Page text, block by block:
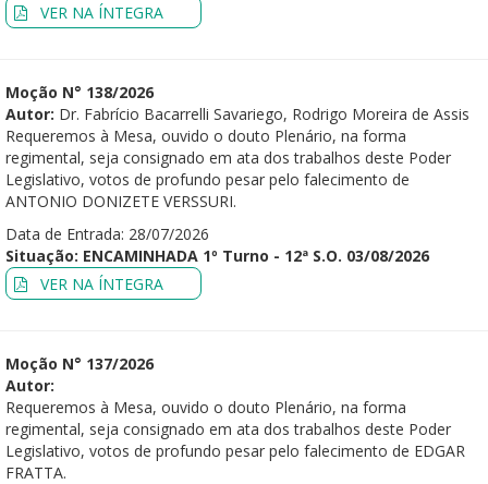
VER NA ÍNTEGRA
Moção N° 138/2026
Autor: Dr. Fabrício Bacarrelli Savariego, Rodrigo Moreira de Assis
Requeremos à Mesa, ouvido o douto Plenário, na forma
regimental, seja consignado em ata dos trabalhos deste Poder
Legislativo, votos de profundo pesar pelo falecimento de
ANTONIO DONIZETE VERSSURI.
Data de Entrada: 28/07/2026
Situação: ENCAMINHADA 1º Turno - 12ª S.O. 03/08/2026
VER NA ÍNTEGRA
Moção N° 137/2026
Autor:
Requeremos à Mesa, ouvido o douto Plenário, na forma
regimental, seja consignado em ata dos trabalhos deste Poder
Legislativo, votos de profundo pesar pelo falecimento de EDGAR
FRATTA.